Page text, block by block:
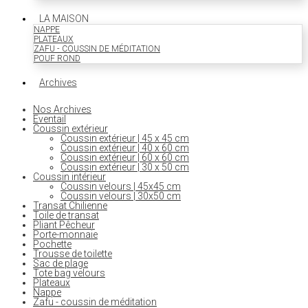
LA MAISON
NAPPE
PLATEAUX
ZAFU - COUSSIN DE MÉDITATION
POUF ROND
Archives
Nos Archives
Eventail
Coussin extérieur
Coussin extérieur | 45 x 45 cm
Coussin extérieur | 40 x 60 cm
Coussin extérieur | 60 x 60 cm
Coussin extérieur | 30 x 50 cm
Coussin intérieur
Coussin velours | 45x45 cm
Coussin velours | 30x50 cm
Transat Chilienne
Toile de transat
Pliant Pêcheur
Porte-monnaie
Pochette
Trousse de toilette
Sac de plage
Tote bag velours
Plateaux
Nappe
Zafu - coussin de méditation